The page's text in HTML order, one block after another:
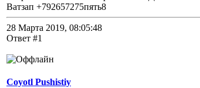
Ватзап +792657275пять8
28 Марта 2019, 08:05:48
Ответ #1
Coyotl Pushistiy